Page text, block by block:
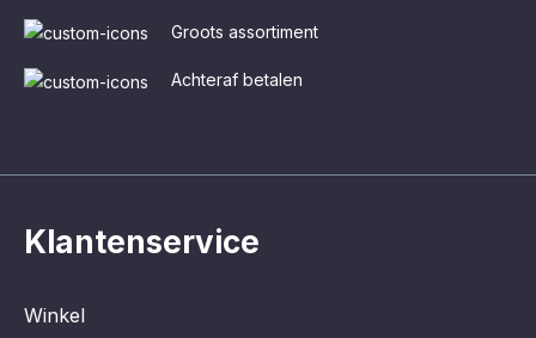
Klantenservice
Winkel
Groots assortiment
Achteraf betalen